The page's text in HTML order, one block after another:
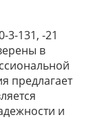
3-131, -21
в
предлагает
и